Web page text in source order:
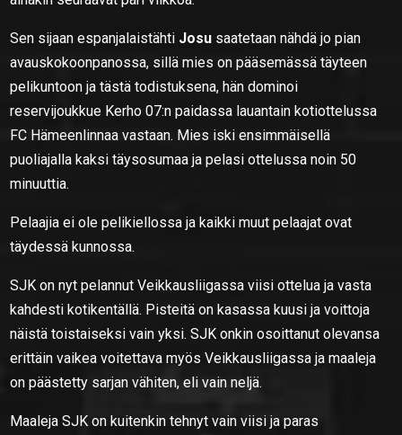
Sen sijaan espanjalaistähti Josu saatetaan nähdä jo pian
avauskokoonpanossa, sillä mies on pääsemässä täyteen
pelikuntoon ja tästä todistuksena, hän dominoi
reservijoukkue Kerho 07:n paidassa lauantain kotiottelussa
FC Hämeenlinnaa vastaan. Mies iski ensimmäisellä
puoliajalla kaksi täysosumaa ja pelasi ottelussa noin 50
minuuttia.
Pelaajia ei ole pelikiellossa ja kaikki muut pelaajat ovat
täydessä kunnossa.
SJK on nyt pelannut Veikkausliigassa viisi ottelua ja vasta
kahdesti kotikentällä. Pisteitä on kasassa kuusi ja voittoja
näistä toistaiseksi vain yksi. SJK onkin osoittanut olevansa
erittäin vaikea voitettava myös Veikkausliigassa ja maaleja
on päästetty sarjan vähiten, eli vain neljä.
Maaleja SJK on kuitenkin tehnyt vain viisi ja paras